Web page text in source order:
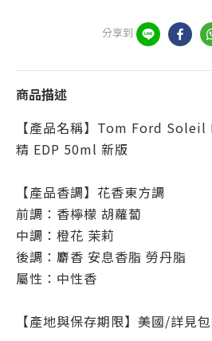
分享到
商品描述
【產品名稱】Tom Ford
精 EDP 50ml 新版
【產品香調】花香東方調
前調：香檸檬 胡蘿蔔
中調：橙花 茉莉
後調：麝香 安息香脂 勞丹脂
屬性：中性香
【產地與保存期限】美國/詳見